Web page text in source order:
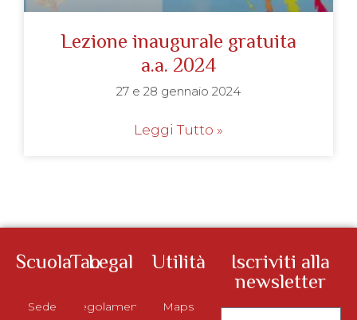
Lezione inaugurale gratuita
a.a. 2024
27 e 28 gennaio 2024
Leggi Tutto »
ScuolaTao
Sede
Legal
Regolamento
Utilità
Maps
Iscriviti alla
newsletter